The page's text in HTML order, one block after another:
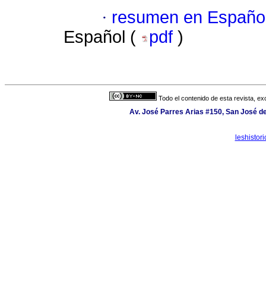
· resumen en
Español (
pdf )
Todo el contenido de esta revista,
Av. José Parres Arias #150, San José